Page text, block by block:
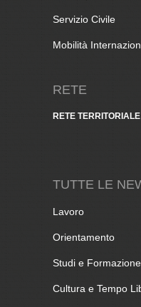
Servizio Civile
Mobilità
RETE
RETE
TUTTE LE
Lavoro
Orientamento
Studi e Formazione
Cultura e Tempo